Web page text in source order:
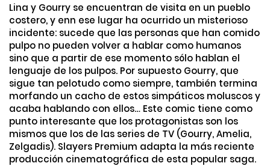
Lina y Gourry se encuentran de visita en un pueblo
costero, y enn ese lugar ha ocurrido un misterioso
incidente: sucede que las personas que han comido
pulpo no pueden volver a hablar como humanos
sino que a partir de ese momento sólo hablan el
lenguaje de los pulpos. Por supuesto Gourry, que
sigue tan pelotudo como siempre, también termina
morfando un cacho de estos simpáticos moluscos y
acaba hablando con ellos… Este comic tiene como
punto interesante que los protagonistas son los
mismos que los de las series de TV (Gourry, Amelia,
Zelgadis). Slayers Premium adapta la más reciente
producción cinematográfica de esta popular saga.